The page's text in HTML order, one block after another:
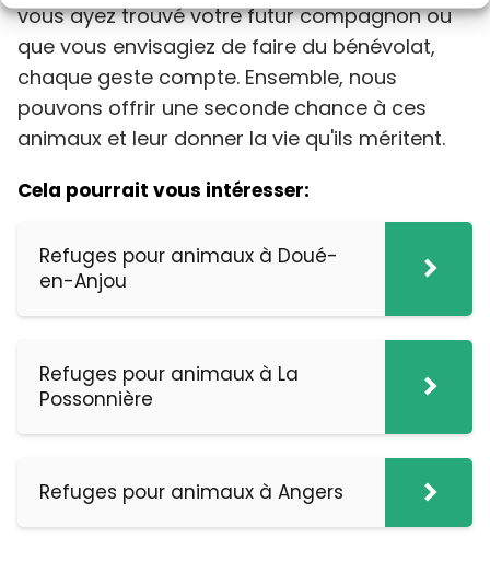
vous ayez trouvé votre futur compagnon ou
que vous envisagiez de faire du bénévolat,
chaque geste compte. Ensemble, nous
pouvons offrir une seconde chance à ces
animaux et leur donner la vie qu'ils méritent.
Cela pourrait vous intéresser:
Refuges pour animaux à Doué-
en-Anjou
Refuges pour animaux à La
Possonnière
Refuges pour animaux à Angers